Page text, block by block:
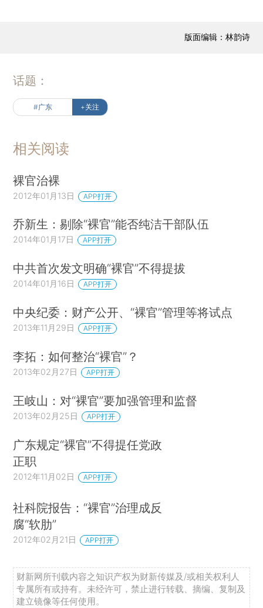
版面编辑：林韵诗
话题：
#广东 +关注
相关阅读
裸官治裸
2012年01月13日 APP打开
乔新生：剔除“裸官”能否纯洁干部队伍
2014年01月17日 APP打开
中共首次发文明确“裸官”不得提拔
2014年01月16日 APP打开
中央纪委：财产公开、“裸官”管理等将试点
2013年11月29日 APP打开
李拓：如何整治“裸官”？
2013年02月27日 APP打开
王岐山：对“裸官”要加强管理和监督
2013年02月25日 APP打开
广东规定“裸官”不得提任党政
正职
2012年11月02日 APP打开
社科院报告：“裸官”治理成反
腐“软肋”
2012年02月21日 APP打开
财新网所刊载内容之知识产权为财新传媒及/或相关权利人
专属所有或持有。未经许可，禁止进行转载、摘编、复制及
建立镜像等任何使用。